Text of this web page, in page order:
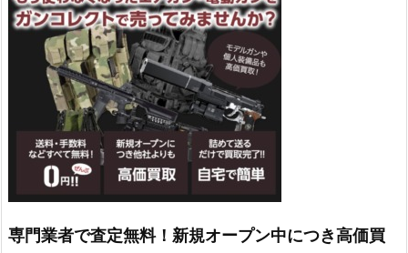
専門業者で査定無料！新規オープン中につき高価買